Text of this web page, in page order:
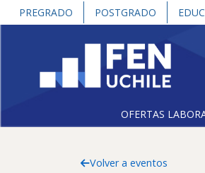
PREGRADO POSTGRADO
OFERTAS
Volver a eventos